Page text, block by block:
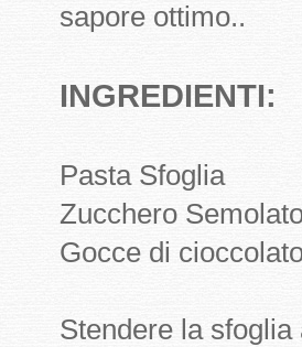
sapore ottimo..
INGREDIENTI:
Pasta Sfoglia
Zucchero
Gocce di
Stendere la